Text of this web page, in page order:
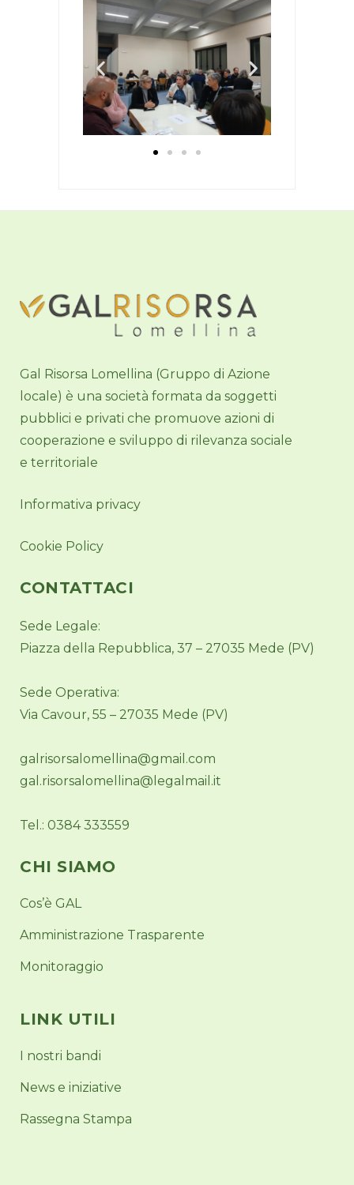
Gal Risorsa Lomellina (Gruppo di Azione
locale) è una società formata da soggetti
pubblici e privati che promuove azioni di
cooperazione e sviluppo di rilevanza sociale
e territoriale
Informativa privacy
Cookie Policy
CONTATTACI
Sede Legale:
Piazza della Repubblica, 37 – 27035 Mede (PV)
Sede Operativa:
Via Cavour, 55 – 27035 Mede (PV)
galrisorsalomellina@gmail.com
gal.risorsalomellina@legalmail.it
Tel.: 0384 333559
CHI SIAMO
Cos’è GAL
Amministrazione Trasparente
Monitoraggio
LINK UTILI
I nostri bandi
News e iniziative
Rassegna Stampa